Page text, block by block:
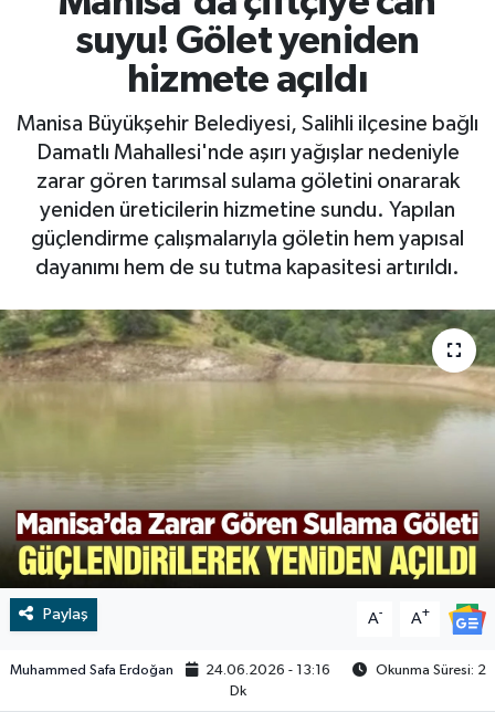
suyu! Gölet yeniden
hizmete açıldı
Manisa Büyükşehir Belediyesi, Salihli ilçesine bağlı
Damatlı Mahallesi'nde aşırı yağışlar nedeniyle
zarar gören tarımsal sulama göletini onararak
yeniden üreticilerin hizmetine sundu. Yapılan
güçlendirme çalışmalarıyla göletin hem yapısal
dayanımı hem de su tutma kapasitesi artırıldı.
Paylaş A- A+
Muhammed Safa Erdoğan 24.06.2026 - 13:16
Okunma Süresi: 2
Dk
RESMİ İLAN
BİLİM VE TEKNOLOJİ
RESMİ İLAN
Tarih
Çevre
Dünya
İletişim
Künye
Vefat
Video